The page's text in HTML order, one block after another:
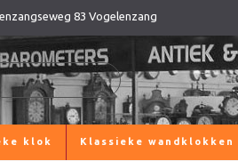
83 Vogelenzang
klok Klassieke wandklokken